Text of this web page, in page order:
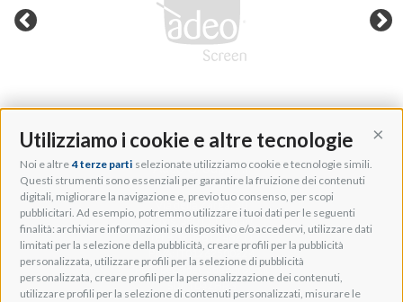
Utilizziamo i cookie e altre tecnologie
Noi e altre 4 terze parti selezionate utilizziamo cookie e tecnologie simili.
Questi strumenti sono essenziali per garantire la fruizione dei contenuti
digitali, migliorare la navigazione e, previo tuo consenso, per scopi
pubblicitari. Ad esempio, potremmo utilizzare i tuoi dati per le seguenti
finalità: archiviare informazioni su dispositivo e/o accedervi, utilizzare dati
limitati per la selezione della pubblicità, creare profili per la pubblicità
personalizzata, utilizzare profili per la selezione di pubblicità
personalizzata, creare profili per la personalizzazione dei contenuti,
utilizzare profili per la selezione di contenuti personalizzati, misurare le
Adeo Group S.r.l.
Via della Zarga, 50
Lavis, 38015 TN, Italy
Tel: +39 0461 248211
P.IVA: IT01262500224
PEC: pec@pec.adeogroup.it
SDI: T04ZHR3